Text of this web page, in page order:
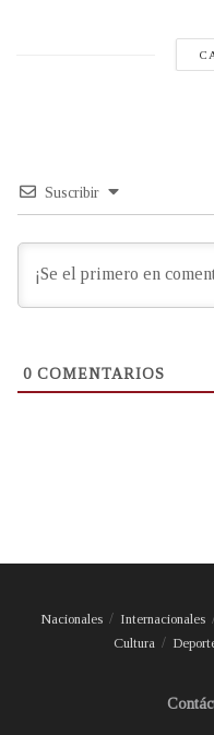
Suscribir
0 COMENTARIOS
Nacionales Internacionales
Cultura